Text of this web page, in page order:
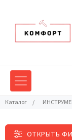
Каталог /
ОТКРЫТЬ